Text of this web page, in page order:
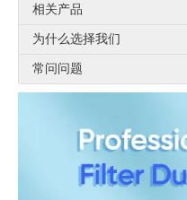
相关产品
为什么选择我们
常问问题